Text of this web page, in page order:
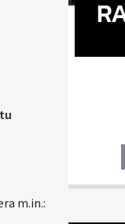
m.in.: